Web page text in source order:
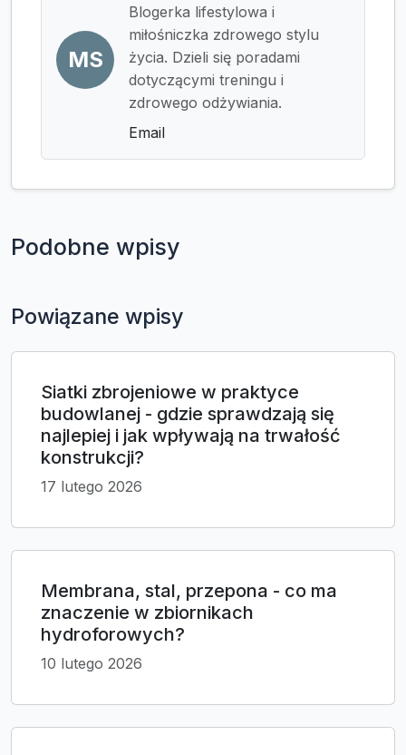
MS
Blogerka lifestylowa i
miłośniczka zdrowego stylu
życia. Dzieli się poradami
dotyczącymi treningu i
zdrowego odżywiania.
Email
Podobne wpisy
Powiązane wpisy
Siatki zbrojeniowe w praktyce
budowlanej - gdzie sprawdzają się
najlepiej i jak wpływają na trwałość
konstrukcji?
17 lutego 2026
Membrana, stal, przepona - co ma
znaczenie w zbiornikach
hydroforowych?
10 lutego 2026